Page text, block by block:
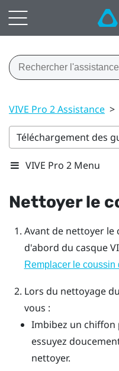
VIVE Pro 2 Assistance >
Téléchargement des
VIVE Pro 2 Menu
Nettoyer le
Avant de nettoyer le
d'abord du casque
Remplacer le coussin
Lors du nettoyage
vous :
Imbibez un chiffon
essuyez
nettoyer.